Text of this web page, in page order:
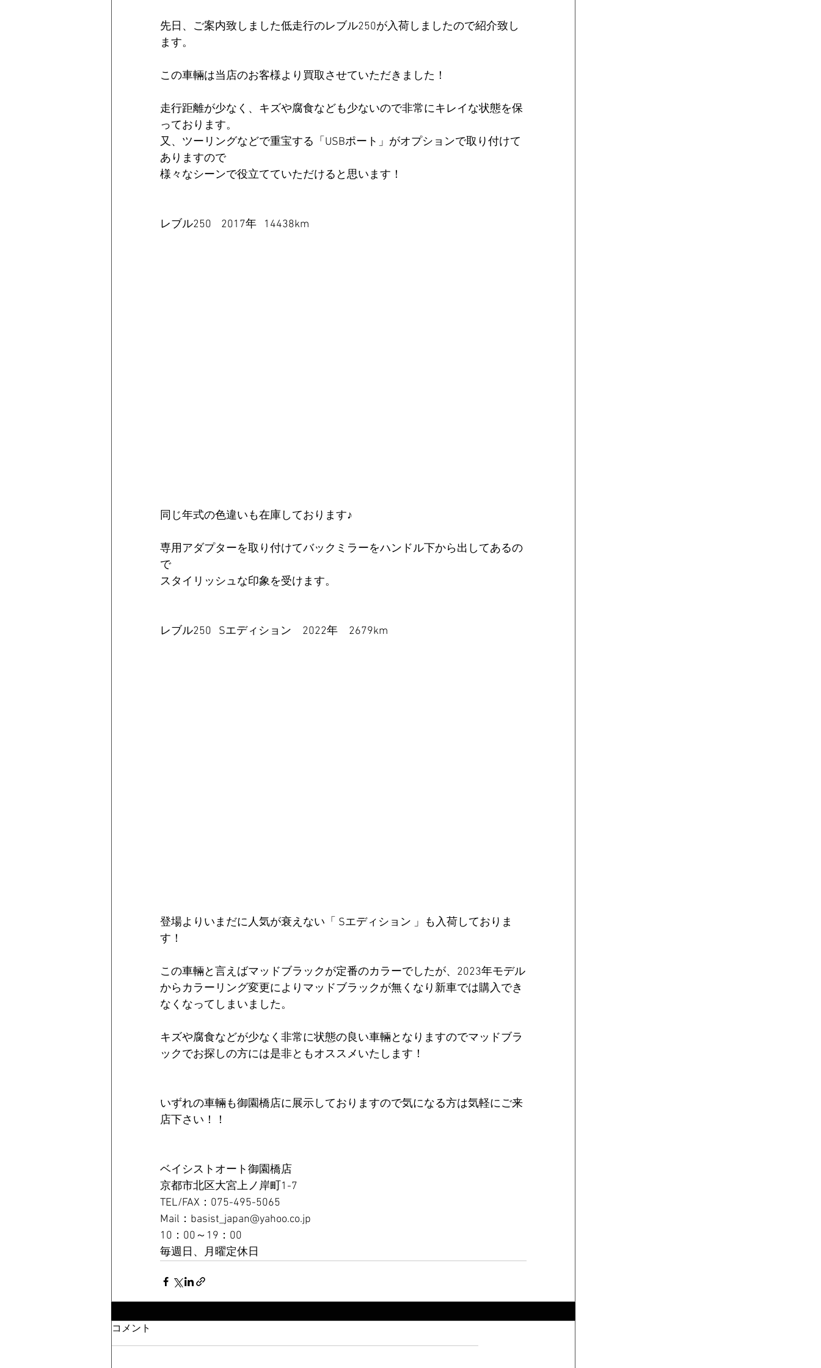
先日、ご案内致しました低走行のレブル250が入荷しましたので紹介致し
ます。
この車輛は当店のお客様より買取させていただきました！
走行距離が少なく、キズや腐食なども少ないので非常にキレイな状態を保
っております。
又、ツーリングなどで重宝する「USBポート」がオプションで取り付けて
ありますので
様々なシーンで役立てていただけると思います！
レブル250    2017年   14438km
同じ年式の色違いも在庫しております♪
専用アダプターを取り付けてバックミラーをハンドル下から出してあるの
で
スタイリッシュな印象を受けます。
レブル250   Sエディション　2022年　2679km
登場よりいまだに人気が衰えない「 Sエディション 」も入荷しておりま
す！
この車輛と言えばマッドブラックが定番のカラーでしたが、2023年モデル
からカラーリング変更によりマッドブラックが無くなり新車では購入でき
なくなってしまいました。
キズや腐食などが少なく非常に状態の良い車輛となりますのでマッドブラ
ックでお探しの方には是非ともオススメいたします！
いずれの車輛も御園橋店に展示しておりますので気になる方は気軽にご来
店下さい！！
ベイシストオート御園橋店
京都市北区大宮上ノ岸町1-7
TEL/FAX：075-495-5065
Mail：basist_japan@yahoo.co.jp
10：00～19：00
毎週日、月曜定休日
コメント